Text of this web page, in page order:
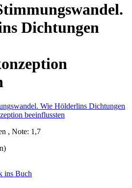
Dichtungen
, Note: 1,7
ins Buch